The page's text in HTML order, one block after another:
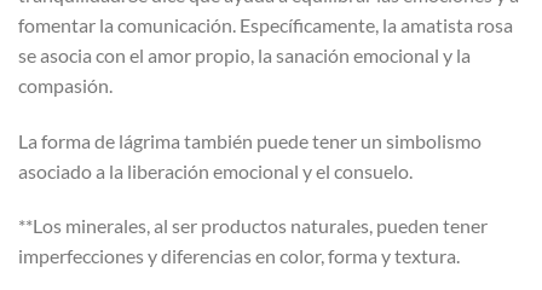
fomentar la comunicación. Específicamente, la amatista rosa
se asocia con el amor propio, la sanación emocional y la
compasión.
La forma de lágrima también puede tener un simbolismo
asociado a la liberación emocional y el consuelo.
**Los minerales, al ser productos naturales, pueden tener
imperfecciones y diferencias en color, forma y textura.